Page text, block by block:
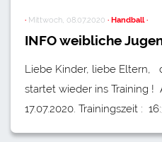
· Mittwoch, 08.07.2020 · Handball ·
INFO weibliche
Liebe Kinder, liebe Eltern,
startet wieder ins Training !
17.07.2020. Trainingszeit :